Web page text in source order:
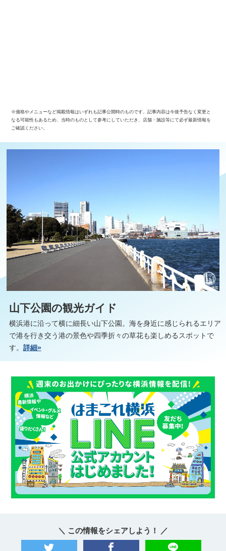
※価格やメニューなど掲載情報はいずれも記事公開時のものです。記事内容は今後予告なく変更と
なる可能性もあるため、当時のものとして参考にしていただき、店舗・施設等にて必ず最新情報を
ご確認ください。
山下公園の観光ガイド
横浜港に沿って横に細長い山下公園。海を身近に感じられるエリア
で港を行き交う港の景色や四季折々の草花も楽しめるスポットで
す。 詳細»
＼ この情報をシェアしよう！ ／